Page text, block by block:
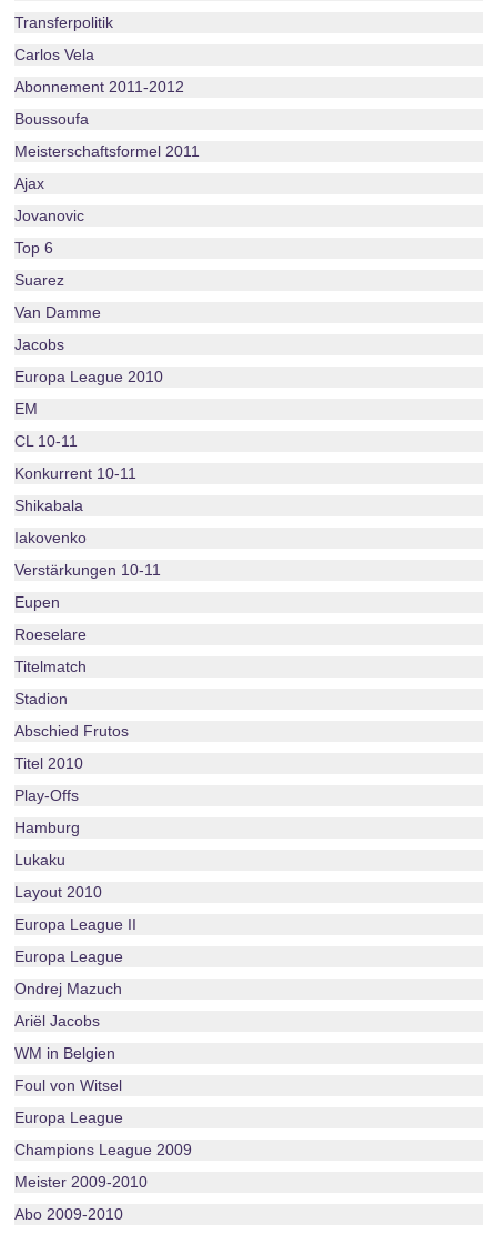
Transferpolitik
Carlos Vela
Abonnement 2011-2012
Boussoufa
Meisterschaftsformel 2011
Ajax
Jovanovic
Top 6
Suarez
Van Damme
Jacobs
Europa League 2010
EM
CL 10-11
Konkurrent 10-11
Shikabala
Iakovenko
Verstärkungen 10-11
Eupen
Roeselare
Titelmatch
Stadion
Abschied Frutos
Titel 2010
Play-Offs
Hamburg
Lukaku
Layout 2010
Europa League II
Europa League
Ondrej Mazuch
Ariël Jacobs
WM in Belgien
Foul von Witsel
Europa League
Champions League 2009
Meister 2009-2010
Abo 2009-2010